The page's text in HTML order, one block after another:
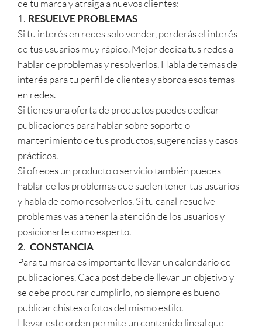
de tu marca y atraiga a nuevos clientes:
1.-RESUELVE PROBLEMAS
Si tu interés en redes solo vender, perderás el interés
de tus usuarios muy rápido. Mejor dedica tus redes a
hablar de problemas y resolverlos. Habla de temas de
interés para tu perfil de clientes y aborda esos temas
en redes.
Si tienes una oferta de productos puedes dedicar
publicaciones para hablar sobre soporte o
mantenimiento de tus productos, sugerencias y casos
prácticos.
Si ofreces un producto o servicio también puedes
hablar de los problemas que suelen tener tus usuarios
y habla de como resolverlos. Si tu canal resuelve
problemas vas a tener la atención de los usuarios y
posicionarte como experto.
2.-CONSTANCIA
Para tu marca es importante llevar un calendario de
publicaciones. Cada post debe de llevar un objetivo y
se debe procurar cumplirlo, no siempre es bueno
publicar chistes o fotos del mismo estilo.
Llevar este orden permite un contenido lineal que